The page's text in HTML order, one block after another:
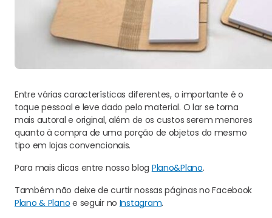
Entre várias características diferentes, o importante é o
toque pessoal e leve dado pelo material. O lar se torna
mais autoral e original, além de os custos serem menores
quanto à compra de uma porção de objetos do mesmo
tipo em lojas convencionais.
Para mais dicas entre nosso blog Plano&Plano.
Também não deixe de curtir nossas páginas no Facebook
Plano & Plano e seguir no Instagram.